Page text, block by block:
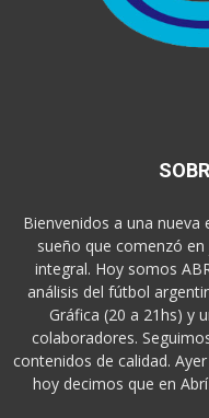
Bienvenidos a una nueva
sueño que comenzó
integral. Hoy somos
análisis del fútbol
Gráfica (20 a 21hs) y
colaboradores.
contenidos de calidad.
hoy decimos que en